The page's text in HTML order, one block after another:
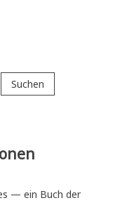
Suchen
— ein Buch der